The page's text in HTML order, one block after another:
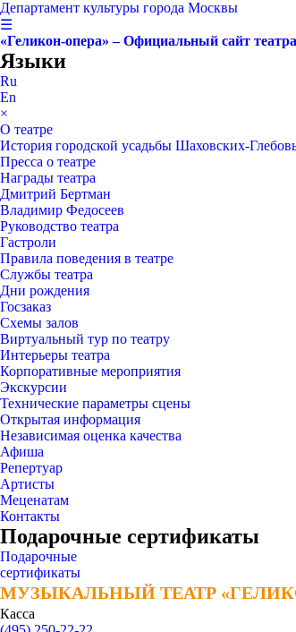
Департамент культуры города Москвы
☰
«Геликон-опера» – Официальный сайт театра
Языки
Ru
En
×
О театре
История городской усадьбы Шаховских-
Пресса о театре
Награды театра
Дмитрий Бертман
Владимир Федосеев
Руководство театра
Гастроли
Правила поведения в театре
Службы театра
Дни рождения
Госзаказ
Схемы залов
Виртуальный тур по театру
Интерьеры театра
Корпоративные мероприятия
Экскурсии
Технические параметры сцены
Открытая информация
Независимая оценка качества
Афиша
Репертуар
Артисты
Меценатам
Контакты
Подарочные сертификаты
Подарочные
сертификаты
МУЗЫКАЛЬНЫЙ ТЕАТР
МУЗЫКАЛЬНЫЙ ТЕАТР
Касса